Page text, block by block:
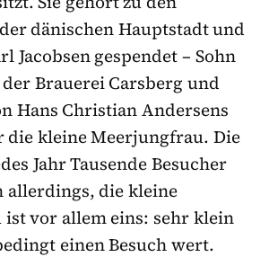
dänischen Hauptstadt und
Jacobsen gespendet – Sohn
Brauerei Carsberg und
Hans Christian Andersens
die kleine Meerjungfrau. Die
Jahr Tausende Besucher
allerdings, die kleine
vor allem eins: sehr klein
einen Besuch wert.